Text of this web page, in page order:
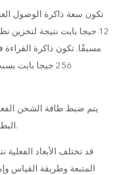
12 جيجا بايت نتيجة لتخزين
مسبقًا. تكون ذاكرة
256 جيجا بايت
البطارية، وتخضع للاستخدام الفعلي.
المتبعة وطريقة القياس